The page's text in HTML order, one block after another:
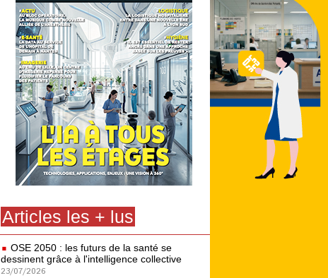
Articles les + lus
OSE 2050 : les futurs de la santé se
dessinent grâce à l'intelligence collective
23/07/2026